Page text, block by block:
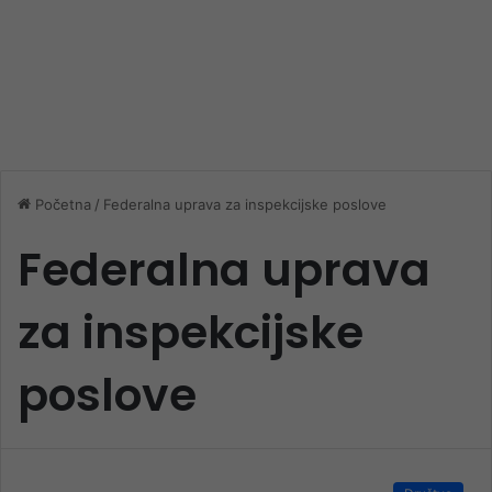
Početna / Federalna uprava za inspekcijske poslove
Federalna uprava
za inspekcijske
poslove